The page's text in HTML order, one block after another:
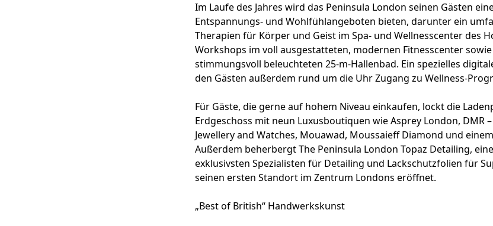
Im Laufe des Jahres wird das Peninsula London seinen Gästen
Entspannungs- und Wohlfühlangeboten bieten, darunter ein
Therapien für Körper und Geist im Spa- und Wellnesscenter des
Workshops im voll ausgestatteten, modernen Fitnesscenter
stimmungsvoll beleuchteten 25-m-Hallenbad. Ein spezielles
den Gästen außerdem rund um die Uhr Zugang zu Wellness-
Für Gäste, die gerne auf hohem Niveau einkaufen, lockt die
Erdgeschoss mit neun Luxusboutiquen wie Asprey London, DMR
Jewellery and Watches, Mouawad, Moussaieff Diamond und
Außerdem beherbergt The Peninsula London Topaz Detailing,
exklusivsten Spezialisten für Detailing und Lackschutzfolien für
seinen ersten Standort im Zentrum Londons eröffnet.
„Best of British“ Handwerkskunst